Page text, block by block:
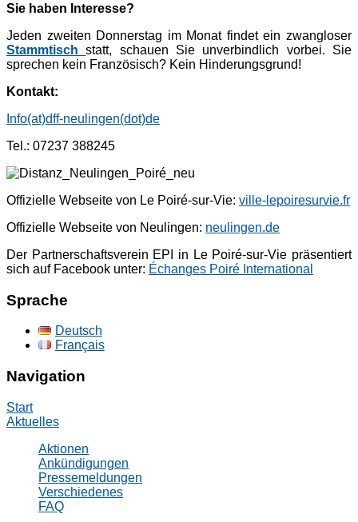
Sie haben Interesse?
Jeden zweiten Donnerstag im Monat findet ein zwangloser
Stammtischstatt, schauen Sie unverbindlich vorbei. Sie
sprechen kein Französisch? Kein Hinderungsgrund!
Kontakt:
Info(at)dff-neulingen(dot)de
Tel.: 07237 388245
Offizielle Webseite von Le Poiré-sur-Vie: ville-lepoiresurvie.fr
Offizielle Webseite von Neulingen: neulingen.de
Der Partnerschaftsverein EPI in Le Poiré-sur-Vie präsentiert
sich auf Facebook unter: Échanges Poiré International
Sprache
Deutsch
Français
Navigation
Start
Aktuelles
Aktionen
Ankündigungen
Pressemeldungen
Verschiedenes
FAQ